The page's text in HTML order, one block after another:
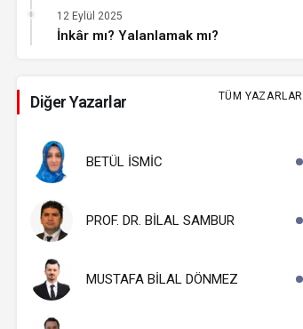
İnkâr mı? Yalanlamak mı?
12 Eylül 2025
Diğer Yazarlar TÜM YAZARLAR
BETÜL İSMİC
PROF. DR. BİLAL SAMBUR
MUSTAFA BİLAL DÖNMEZ